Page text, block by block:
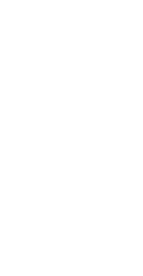
expresa su dolor
acaecido en la
en el norte de
espiritual a
tragedia”.
dirigido al
de los Sirios,
Hano, el Papa
su “profunda